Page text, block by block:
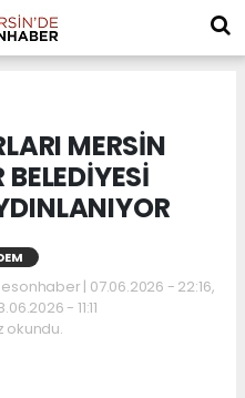
MERSİN
| 07.06.2026 - 22:16,
- 11:11
okundu.